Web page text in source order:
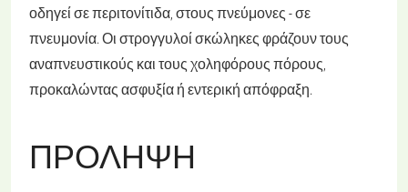
οδηγεί σε περιτονίτιδα, στους πνεύμονες - σε
πνευμονία. Οι στρογγυλοί σκώληκες φράζουν τους
αναπνευστικούς και τους χοληφόρους πόρους,
προκαλώντας ασφυξία ή εντερική απόφραξη.
ΠΡΌΛΗΨΗ